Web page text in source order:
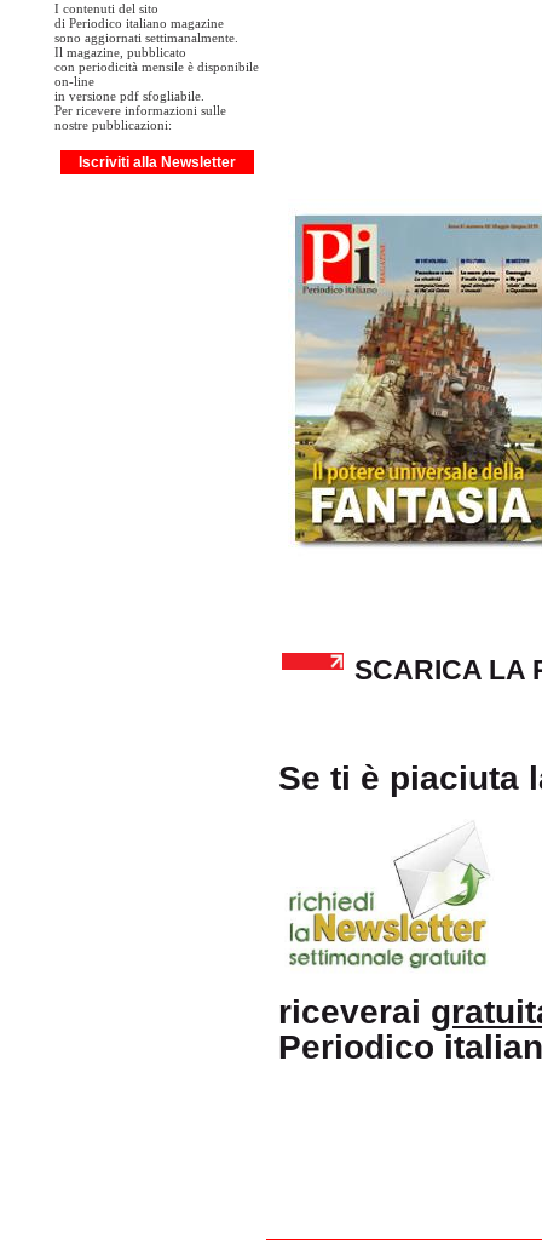
I contenuti del sito
di Periodico italiano magazine
sono aggiornati settimanalmente.
Il magazine, pubblicato
con periodicità mensile è disponibile
on-line
in versione pdf sfogliabile.
Per ricevere informazioni sulle
nostre pubblicazioni:
Iscriviti alla Newsletter
SCARICA LA
Se ti è piaciuta
riceverai
Periodico